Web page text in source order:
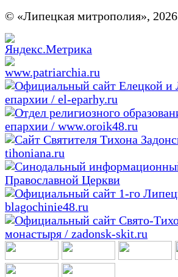
© «Липецкая митрополия», 2026